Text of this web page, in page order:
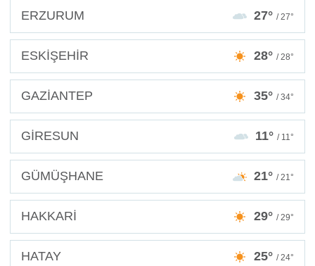
ERZURUM 27° / 27°
ESKİŞEHİR 28° / 28°
GAZİANTEP 35° / 34°
GİRESUN 11° / 11°
GÜMÜŞHANE 21° / 21°
HAKKARİ 29° / 29°
HATAY 25° / 24°